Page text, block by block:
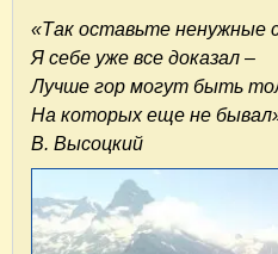
«Так оставьте ненужные
Я себе уже все доказал –
Лучше гор могут быть
На которых еще не
В. Высоцкий